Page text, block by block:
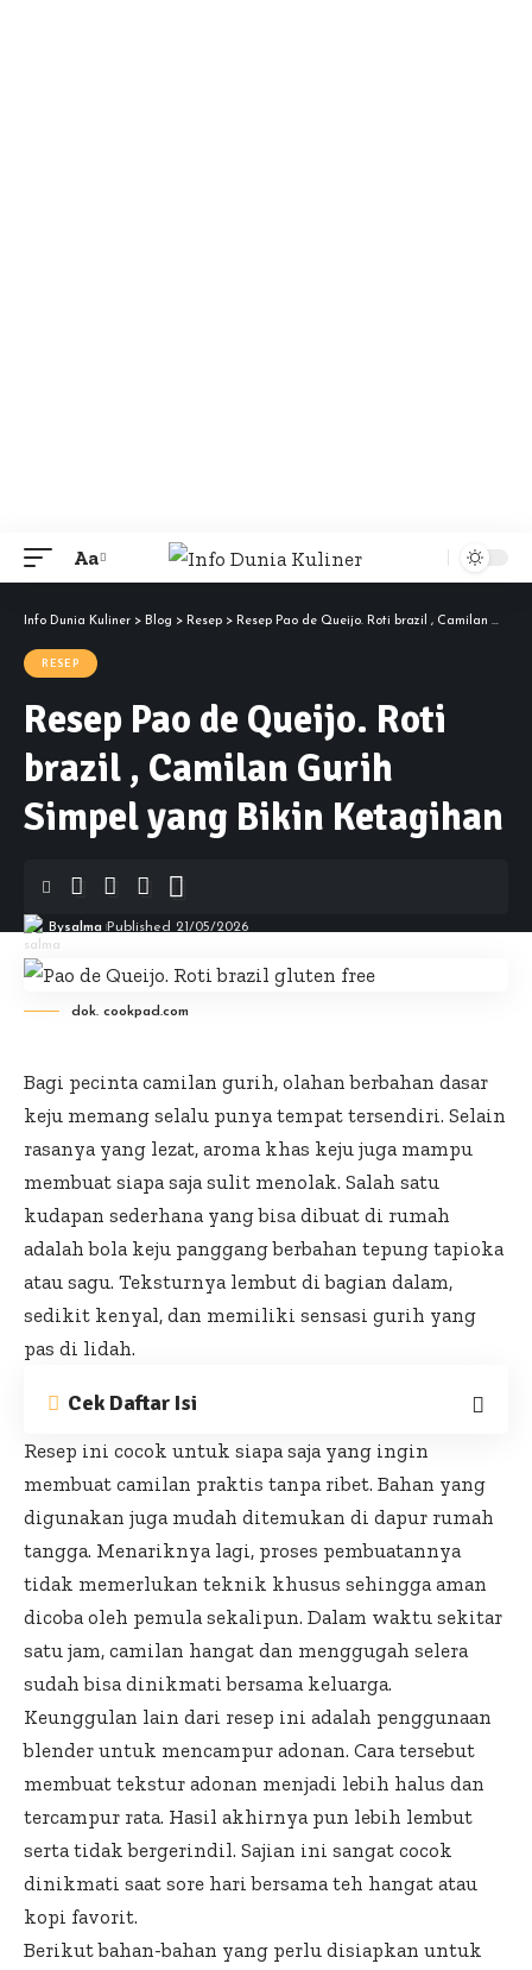
Font
Aa
Info Dunia Kuliner > Blog > Resep > Resep Pao de Queijo. Roti brazil , Camilan Gurih Simpel yang Bikin Ketagihan
RESEP
Resep Pao de Queijo. Roti
brazil , Camilan Gurih
Simpel yang Bikin Ketagihan
Bysalma Published 21/05/2026
dok. cookpad.com
Bagi pecinta camilan gurih, olahan berbahan dasar
keju memang selalu punya tempat tersendiri. Selain
rasanya yang lezat, aroma khas keju juga mampu
membuat siapa saja sulit menolak. Salah satu
kudapan sederhana yang bisa dibuat di rumah
adalah bola keju panggang berbahan tepung tapioka
atau sagu. Teksturnya lembut di bagian dalam,
sedikit kenyal, dan memiliki sensasi gurih yang
pas di lidah.
Cek Daftar Isi
Resep ini cocok untuk siapa saja yang ingin
membuat camilan praktis tanpa ribet. Bahan yang
digunakan juga mudah ditemukan di dapur rumah
tangga. Menariknya lagi, proses pembuatannya
tidak memerlukan teknik khusus sehingga aman
dicoba oleh pemula sekalipun. Dalam waktu sekitar
satu jam, camilan hangat dan menggugah selera
sudah bisa dinikmati bersama keluarga.
Keunggulan lain dari resep ini adalah penggunaan
blender untuk mencampur adonan. Cara tersebut
membuat tekstur adonan menjadi lebih halus dan
tercampur rata. Hasil akhirnya pun lebih lembut
serta tidak bergerindil. Sajian ini sangat cocok
dinikmati saat sore hari bersama teh hangat atau
kopi favorit.
Berikut bahan-bahan yang perlu disiapkan untuk